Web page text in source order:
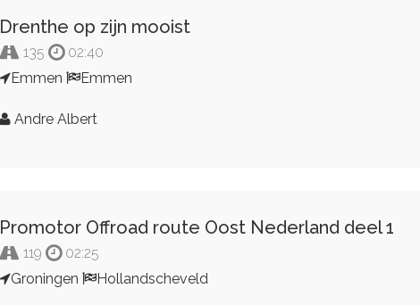
Drenthe op zijn mooist
135
02:40
Emmen
Emmen
Andre Albert
Promotor Offroad route Oost Nederland deel 1
119
02:25
Groningen
Hollandscheveld